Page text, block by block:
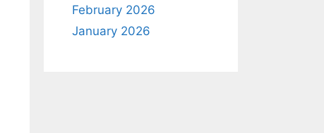
February 2026
January 2026